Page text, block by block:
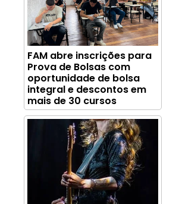
FAM abre inscrições para
Prova de Bolsas com
oportunidade de bolsa
integral e descontos em
mais de 30 cursos